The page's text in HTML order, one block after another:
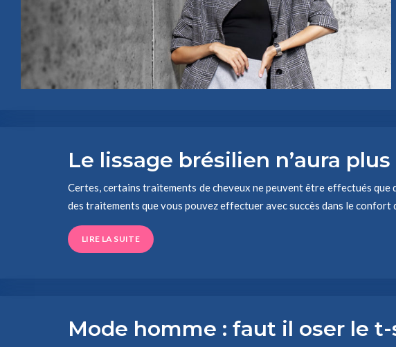
Le lissage brésilien n’aura
Certes, certains traitements de cheveux ne peuvent être effectués
des traitements que vous pouvez effectuer avec succès dans le confort
LIRE LA SUITE
Mode homme : faut il oser le